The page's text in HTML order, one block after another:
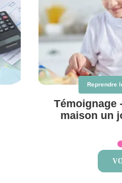
Reprendre
Témoignage
maison un